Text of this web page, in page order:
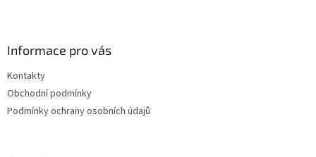
Informace pro vás
Kontakty
Obchodní podmínky
Podmínky ochrany osobních údajů